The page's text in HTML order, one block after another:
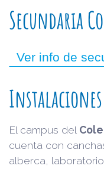
Secundaria
Ver info de
Instalaciones
El campus del
cuenta con
alberca,